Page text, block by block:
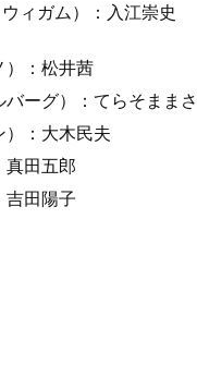
ィガム）：入江崇史
）：松井茜
ーグ）：てらそまま
：大木民夫
真田五郎
吉田陽子